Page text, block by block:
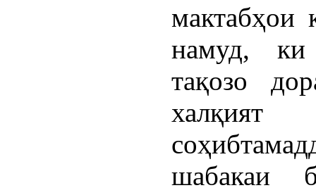
мактабҳои
намуд,
тақозо
шабакаи